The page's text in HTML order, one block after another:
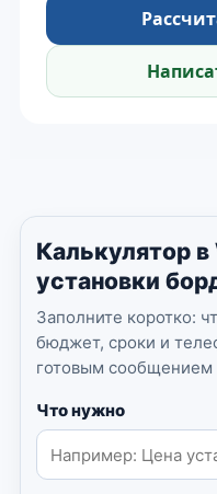
Калькулятор
установки
Заполните коротко:
бюджет, сроки и
готовым сообщением
Что нужно